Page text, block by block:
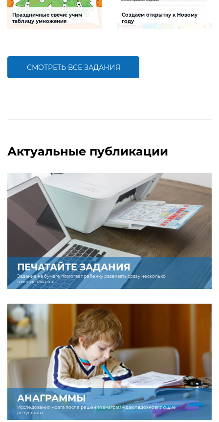
Праздничные свечи: учим
таблицу умножения
Создаем открытку к Новому
году
СМОТРЕТЬ ВСЕ ЗАДАНИЯ
Актуальные публикации
ПЕЧАТАЙТЕ ЗАДАНИЯ
Задание на бумаге помогает ребенку развивать сразу несколько
важных навыков.
АНАГРАММЫ
Исследования мозга после решения анаграмм дают вдохновляющие
результаты.